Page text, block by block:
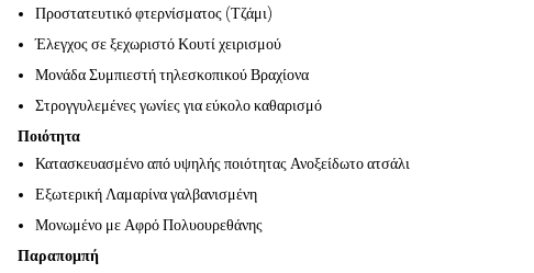
Προστατευτικό φτερνίσματος (Τζάμι)
Έλεγχος σε ξεχωριστό Κουτί χειρισμού
Μονάδα Συμπιεστή τηλεσκοπικού Βραχίονα
Στρογγυλεμένες γωνίες για εύκολο καθαρισμό
Ποιότητα
Κατασκευασμένο από υψηλής ποιότητας Ανοξείδωτο ατσάλι
Εξωτερική Λαμαρίνα γαλβανισμένη
Μονωμένο με Αφρό Πολυουρεθάνης
Παραπομπή